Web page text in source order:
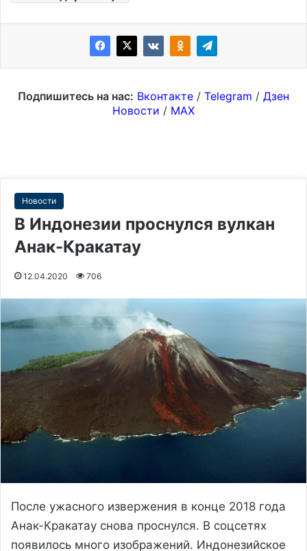
Подпишитесь на нас: Вконтакте / Telegram / Дзен
Новости / MAX